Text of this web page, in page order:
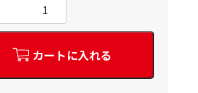
カートに入れる